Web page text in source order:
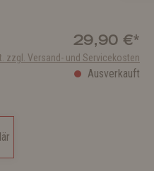
29,90 €*
zzgl. Versand- und Servicekosten
Ausverkauft